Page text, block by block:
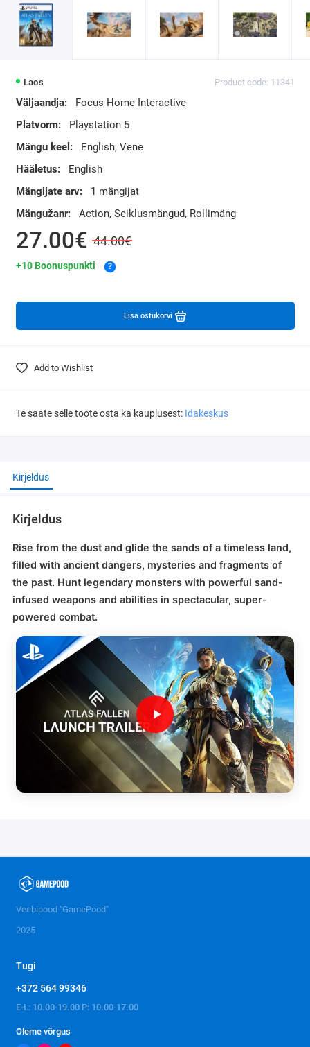
Laos Product code: 11341
Väljaandja:
Focus Home Interactive
Platvorm:
Playstation 5
Mängu keel:
English, Vene
Hääletus:
English
Mängijate arv:
1 mängijat
Mängužanr:
Action, Seiklusmängud, Rollimäng
27.00€ 44.00€
+10 Boonuspunkti ?
Lisa ostukorvi
Add to Wishlist
Te saate selle toote osta ka kauplusest: Idakeskus
Kirjeldus
Kirjeldus
Rise from the dust and glide the sands of a timeless land,
filled with ancient dangers, mysteries and fragments of
the past. Hunt legendary monsters with powerful sand-
infused weapons and abilities in spectacular, super-
powered combat.
Veebipood "GamePood"
2025
Tugi
+372 564 99346
E-L: 10.00-19.00 P: 10.00-17.00
Oleme võrgus